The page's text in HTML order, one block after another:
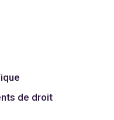
de droit